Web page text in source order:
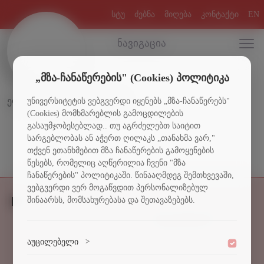
სტუ ძებნა მიღება კონტაქტი EN
ნავიგაცია
ელ. სახელმძღვანელოები
„მზა-ჩანაწერების" (Cookies) პოლიტიკა
უნივერსიტეტის ვებგვერდი იყენებს „მზა-ჩანაწერებს"
(Cookies) მომხმარებლის გამოცდილების
გასაუმჯობესებლად.. თუ აგრძელებთ საიტით
სარგებლობას ან აჭერთ ღილაკს „თანახმა ვარ,"
თქვენ ეთანხმებით მზა ჩანაწერების გამოყენების
წესებს, რომელიც აღწერილია ჩვენი "მზა
ჩანაწერების" პოლიტიკაში. წინააღმდეგ შემთხვევაში,
ვებგვერდი ვერ მოგაწვდით პერსონალიზებულ
შინაარსს, მომსახურებასა და შეთავაზებებს.
აუცილებელი >